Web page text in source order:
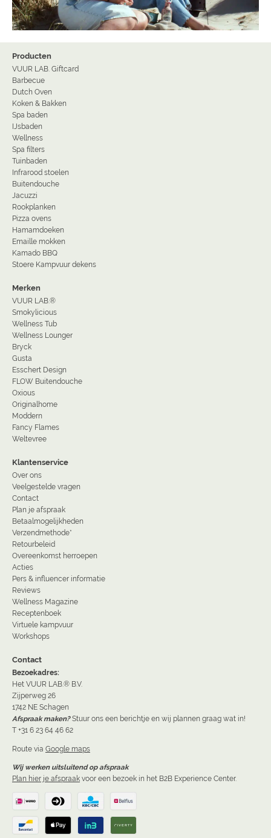
Producten
VUUR LAB. Giftcard
Barbecue
Dutch Oven
Koken & Bakken
Spa baden
IJsbaden
Wellness
Spa filters
Tuinbaden
Infrarood stoelen
Buitendouche
Jacuzzi
Rookplanken
Pizza ovens
Hamamdoeken
Emaille mokken
Kamado BBQ
Stoere Kampvuur dekens
Merken
VUUR LAB.®
Smokylicious
Wellness Tub
Wellness Lounger
Bryck
Gusta
Esschert Design
FLOW Buitendouche
Oxious
Originalhome
Moddern
Fancy Flames
Weltevree
Klantenservice
Over ons
Veelgestelde vragen
Contact
Plan je afspraak
Betaalmogelijkheden
Verzendmethode*
Retourbeleid
Overeenkomst herroepen
Acties
Pers & influencer informatie
Reviews
Wellness Magazine
Receptenboek
Virtuele kampvuur
Workshops
Contact
Bezoekadres:
Het VUUR LAB.® B.V.
Zijperweg 26
1742 NE Schagen
Afspraak maken? Stuur ons een berichtje en wij plannen graag wat in!
T +31 6 23 64 46 62
Route via Google maps
Wij werken uitsluitend op afspraak
Plan hier je afspraak voor een bezoek in het B2B Experience Center.